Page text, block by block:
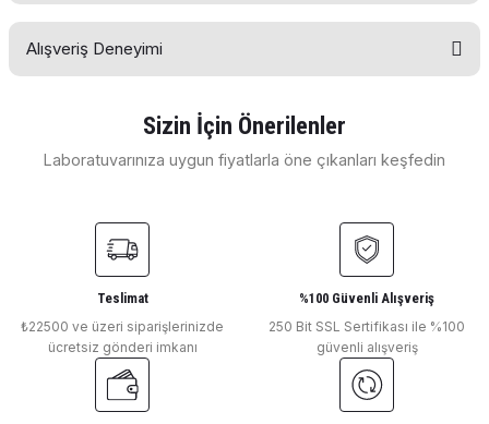
Soru Sor
Bu ürünün fiyat bilgisi, resim, ürün açıklamalarında ve diğer
Görüş ve önerileriniz için teşekkür ederiz.
Ürün resmi kalitesiz, bozuk veya görüntülenemiyor.
Ürün bilgilerinde hatalar bulunuyor.
Ürün fiyatı diğer sitelerden daha pahalı.
Bu ürüne benzer farklı alternatifler olmalı.
Alışveriş Deneyimi
Sizin İçin Önerilenler
Laboratuvarınıza uygun fiyatlarla öne çıkanları keşfedin
Ohaus Analitik Terazi PR224 220 gr / 0.0001 gr
₺ 67.299
Ohaus Endüstriyel Terazi NVT 10201 ( 10000 gr / 0.1 gr )
Teslimat
₺22500 ve üzeri siparişlerinizde
ücretsiz gönderi imkanı
%100 Güvenli Alışveriş
250 Bit SSL Sertifikası ile %100
güvenli alışveriş